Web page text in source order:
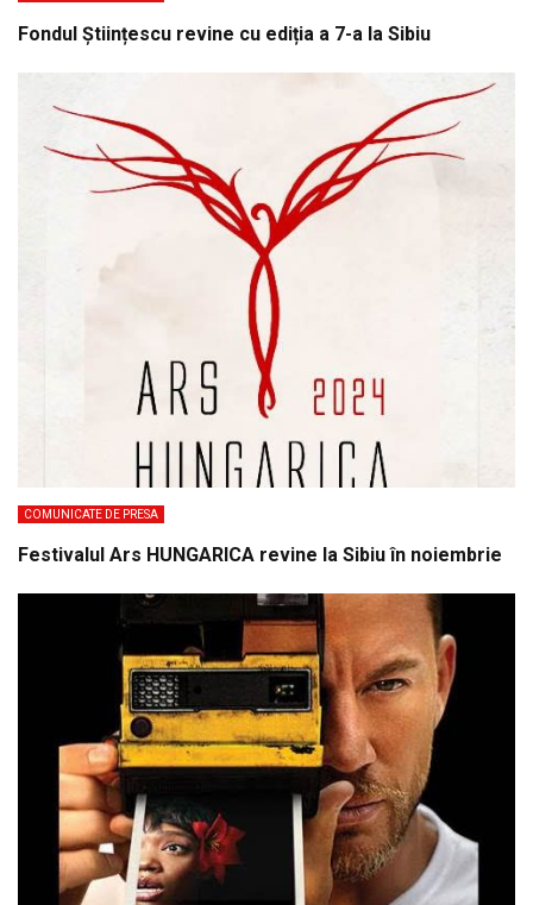
Fondul Științescu revine cu ediția a 7-a la Sibiu
COMUNICATE DE PRESA
Festivalul Ars HUNGARICA revine la Sibiu în noiembrie